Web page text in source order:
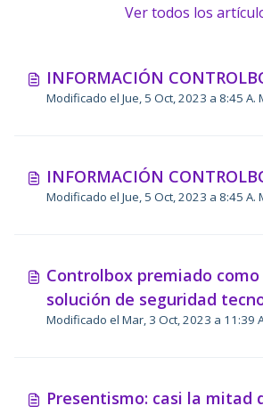
Ver todos los
INFORMACIÓN
Modificado el Jue, 5 Oct, 2023 a
INFORMACIÓN
Modificado el Jue, 5 Oct, 2023 a
Controlbox premiado
solución de seguridad
feria internacional SIMO
Modificado el Mar, 3 Oct, 2023 a 11:39
Presentismo: casi la mitad